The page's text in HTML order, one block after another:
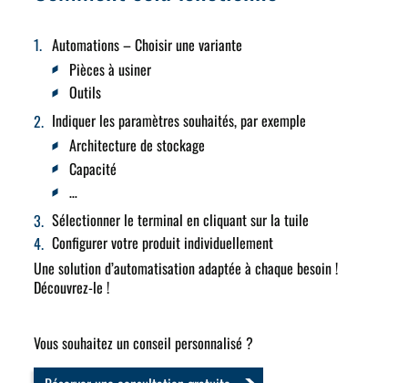
Automations – Choisir une variante
Pièces à usiner
Outils
Indiquer les paramètres souhaités, par exemple
Architecture de stockage
Capacité
…
Sélectionner le terminal en cliquant sur la tuile
Configurer votre produit individuellement
Une solution d’automatisation adaptée à chaque besoin !
Découvrez-le !
Vous souhaitez un conseil personnalisé ?